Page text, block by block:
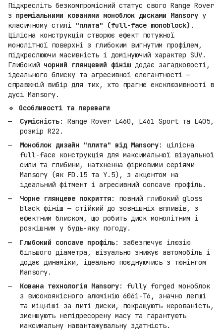
Підкресліть безкомпромісний статус свого Range Rover
з преміальними кованими моноблок дисками Mansory у
класичному стилі "плита" (full-face monoblock) .
Цілісна конструкція створює ефект потужної
монолітної поверхні з глибоким вигнутим профілем,
підкреслюючи масивність і домінуючий характер SUV.
Глибокий чорний глянцевий фініш додає загадковості,
ідеального блиску та агресивної елегантності —
справжній вибір для тих, хто прагне ексклюзивності в
дусі Mansory.
🔹 Особливості та переваги
Сумісність: Range Rover L460, L461 Sport та L405,
розмір R22.
Моноблок дизайн "плита" від Mansory: цілісна
full-face конструкція для максимальної візуальної
сили та глибини, натхненна фірмовими серіями
Mansory (як FD.15 та Y.5), з акцентом на
ідеальний фітмент і агресивний concave профіль.
Чорне глянцеве покриття: повний глибокий gloss
black фініш — стійкий до зовнішніх впливів, з
ефектним блиском, що робить диск монолітним і
розкішним у будь-яку погоду.
Глибокий concave профіль: забезпечує ілюзію
більшого діаметра, візуально знижує автомобіль і
додає динаміки, ідеально поєднуючись з тюнінгом
Mansory.
Кована технологія Mansory: fully forged моноблок
з високоякісного алюмінію 6061-T6, значно легші
та міцніші за литі диски, покращують керованість,
зменшують непідресорену масу та гарантують
максимальну навантажувальну здатність.